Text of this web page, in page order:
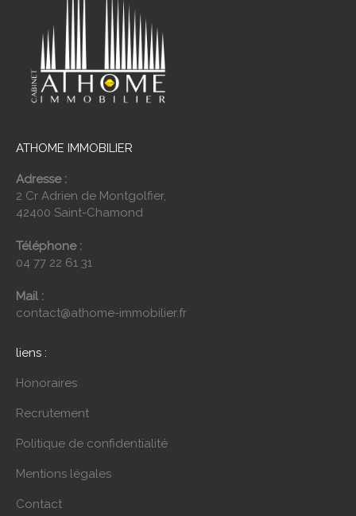
ATHOME IMMOBILIER
Adresse :
2 Cr Adrien de Montgolfier,
42400 Saint-Chamond
Téléphone :
04 77 22 61 31
Mail :
contact@athome-immobilier.fr
liens :
Honoraires
Recrutement
Politique de confidentialité
Mentions légales
Contact